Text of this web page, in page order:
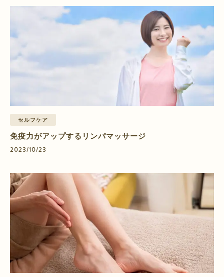
セルフケア
免疫力がアップするリンパマッサージ
2023/10/23